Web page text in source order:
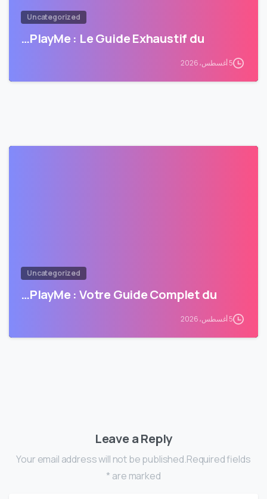
Uncategorized
PlayMe : Le Guide Exhaustif du…
5 أغسطس، 2026
Uncategorized
PlayMe : Votre Guide Complet du…
5 أغسطس، 2026
Leave a Reply
Your email address will not be published.Required fields
are marked *